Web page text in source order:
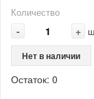
Количество
- +
Нет в наличии
Остаток: 0